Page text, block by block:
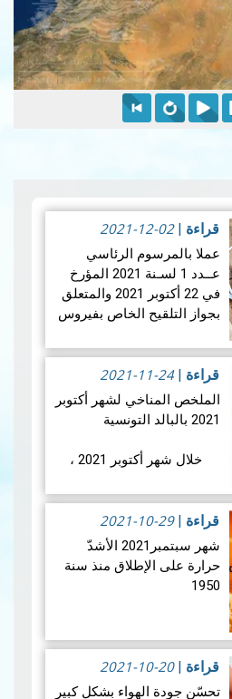
قراءة |
2021-12-02
عملا بالمرسوم الرئاسي
عــدد 1 لسـنة 2021 المؤرخ
في 22 أكتوبر 2021 والمتعلق
بجواز التلقيح الخاص بفيروس
الوطني للرصد الجوي
الاجراءات الاتي ذكرهم في
البلاغ
قراءة المزيد
قراءة |
2021-11-24
الملخص المناخي لشهر أكتوبر
2021 بالبالد التونسية
خلال شهر أكتوبر 2021 ،
الحرارة إجمالا أقلّ بقليل من
2010) بأغلب المناطق (…
قراءة المزيد
قراءة |
2021-10-29
شهر سبتمبر2021 الأشدّ
حرارة على الإطلاق منذ سنة
1950
شهدت البلاد التونسية امتدادا
لفصل الصيف وتواصلت
الحرارة مرتفعة بمناطقنا
قراءة |
2021-10-20
تحسّن جودة الهواء بشكل كبير